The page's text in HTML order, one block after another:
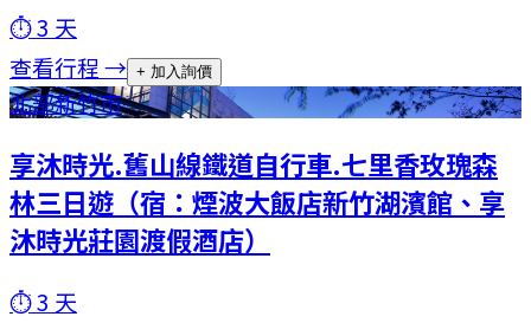
⏱3 天
查看行程 → + 加入詢價
北部新竹市
享沐時光.舊山線鐵道自行車.七里香玫瑰森
林三日遊（宿：煙波大飯店新竹湖濱館、享
沐時光莊園渡假酒店）
⏱3 天